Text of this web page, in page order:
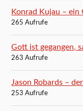
Konrad Kujau – ein
265 Aufrufe
Gott ist gegangen,
263 Aufrufe
Jason Robards –
253 Aufrufe